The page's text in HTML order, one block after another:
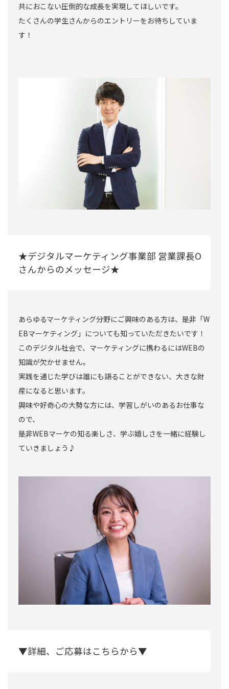
共におこない圧倒的な成長を実現してほしいです。
たくさんの学生さんからのエントリーをお待ちしていま
す！
★デジタルマーケティング事業部 営業課長O
さんからのメッセージ★
あらゆるマーケティング分野にご興味のある方は、是非「W
EBマーケティング」についても知っていただきたいです！
このデジタル社会で、マーケティングに携わるにはWEBの
知識が欠かせません。
実践を通じた学びは誰にも語ることができない、大きな財
産になると思います。
興味や好奇心の大勢な方には、学習しがいのあるお仕事な
ので、
是非WEBマーケの知る楽しさ、学ぶ嬉しさを一緒に経験し
ていきましょう♪
▼詳細、ご応募はこちらから▼